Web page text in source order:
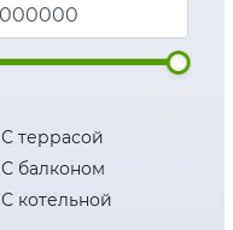
С террасой
С балконом
С котельной